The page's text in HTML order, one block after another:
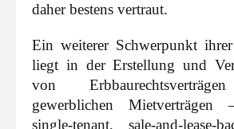
daher bestens vertraut.
Ein weiterer Schwerpunkt
liegt in der Erstellung und
von
gewerblichen
single-tenant, sale-and-lease-